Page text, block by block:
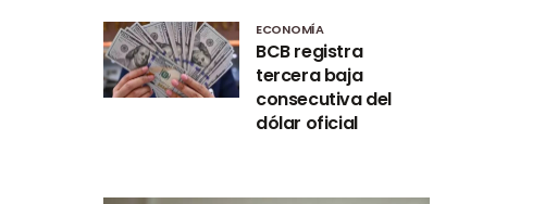
ECONOMÍA
BCB registra
tercera baja
consecutiva del
dólar oficial